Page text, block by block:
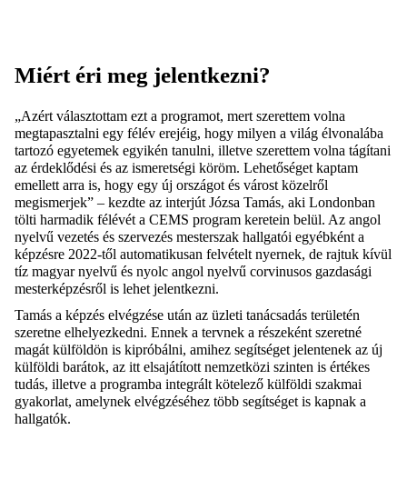
Miért éri meg jelentkezni?
„Azért választottam ezt a programot, mert szerettem volna
megtapasztalni egy félév erejéig, hogy milyen a világ élvonalába
tartozó egyetemek egyikén tanulni, illetve szerettem volna tágítani
az érdeklődési és az ismeretségi köröm. Lehetőséget kaptam
emellett arra is, hogy egy új országot és várost közelről
megismerjek” – kezdte az interjút Józsa Tamás, aki Londonban
tölti harmadik félévét a CEMS program keretein belül. Az angol
nyelvű vezetés és szervezés mesterszak hallgatói egyébként a
képzésre 2022-től automatikusan felvételt nyernek, de rajtuk kívül
tíz magyar nyelvű és nyolc angol nyelvű corvinusos gazdasági
mesterképzésről is lehet jelentkezni.
Tamás a képzés elvégzése után az üzleti tanácsadás területén
szeretne elhelyezkedni. Ennek a tervnek a részeként szeretné
magát külföldön is kipróbálni, amihez segítséget jelentenek az új
külföldi barátok, az itt elsajátított nemzetközi szinten is értékes
tudás, illetve a programba integrált kötelező külföldi szakmai
gyakorlat, amelynek elvégzéséhez több segítséget is kapnak a
hallgatók.